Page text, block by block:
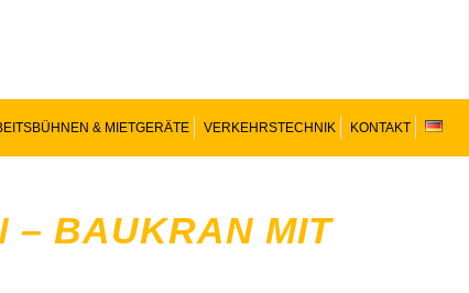
& MIETGERÄTE VERKEHRSTECHNIK KONTAKT
– BAUKRAN MIT